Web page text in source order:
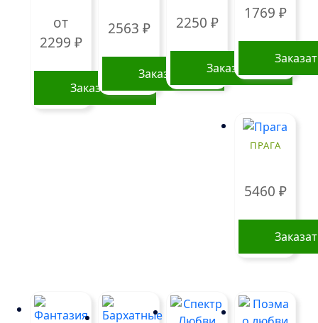
от
2299 ₽
Заказать
2563 ₽
Заказать
2250 ₽
Заказать
1769 ₽
ПРАГА
5460 ₽